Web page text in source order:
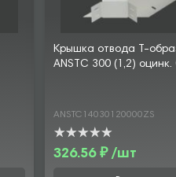
Крышка отвода Т-
ANSTC 300 (1,2) оцинк.
ANSTC14030120000ZS
326.56 ₽ /шт